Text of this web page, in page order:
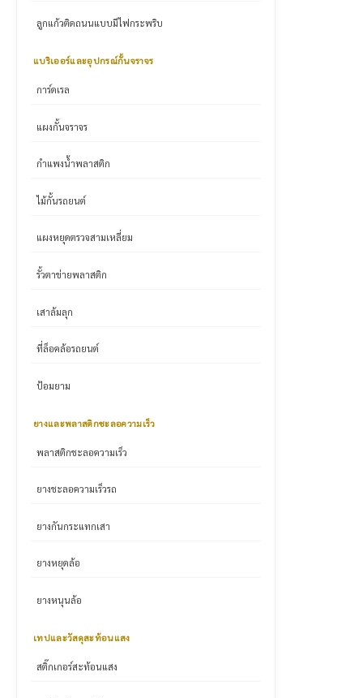
ลูกแก้วติดถนนแบบมีไฟกระพริบ
แบริเออร์และอุปกรณ์กั้นจราจร
การ์ดเรล
แผงกั้นจราจร
กำแพงน้ำพลาสติก
ไม้กั้นรถยนต์
แผงหยุดตรวจสามเหลี่ยม
รั้วตาข่ายพลาสติก
เสาล้มลุก
ที่ล็อคล้อรถยนต์
ป้อมยาม
ยางและพลาสติกชะลอความเร็ว
พลาสติกชะลอความเร็ว
ยางชะลอความเร็วรถ
ยางกันกระแทกเสา
ยางหยุดล้อ
ยางหนุนล้อ
เทปและวัสดุสะท้อนแสง
สติ๊กเกอร์สะท้อนแสง